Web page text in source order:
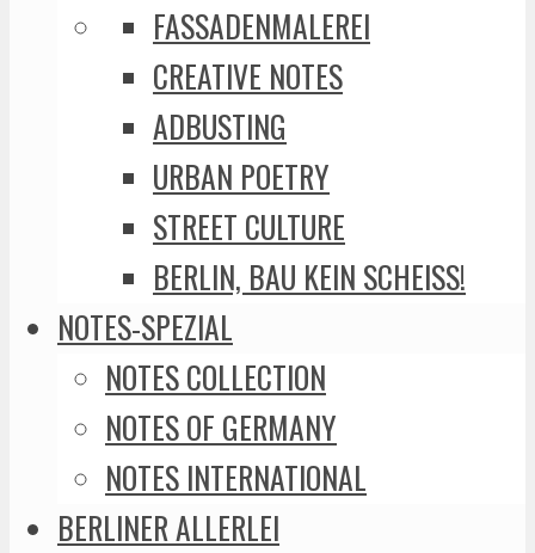
FASSADENMALEREI
CREATIVE NOTES
ADBUSTING
URBAN POETRY
STREET CULTURE
BERLIN, BAU KEIN SCHEISS!
NOTES-SPEZIAL
NOTES COLLECTION
NOTES OF GERMANY
NOTES INTERNATIONAL
BERLINER ALLERLEI